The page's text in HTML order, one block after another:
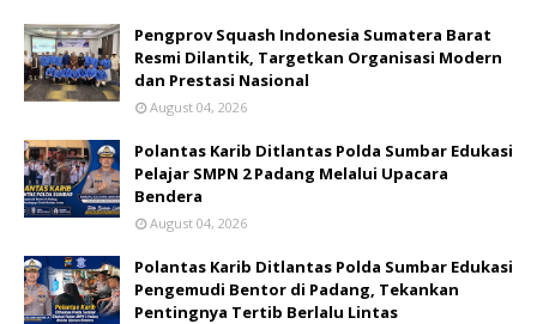
Pengprov Squash Indonesia Sumatera Barat
Resmi Dilantik, Targetkan Organisasi Modern
dan Prestasi Nasional
August 04, 2026
Polantas Karib Ditlantas Polda Sumbar Edukasi
Pelajar SMPN 2 Padang Melalui Upacara
Bendera
August 04, 2026
Polantas Karib Ditlantas Polda Sumbar Edukasi
Pengemudi Bentor di Padang, Tekankan
Pentingnya Tertib Berlalu Lintas